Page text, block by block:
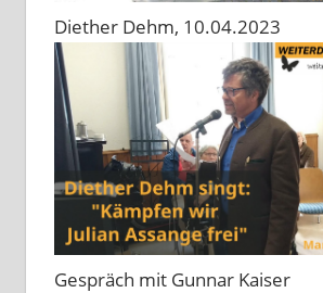
Diether Dehm, 10.04.2023
Gespräch mit Gunnar Kaiser